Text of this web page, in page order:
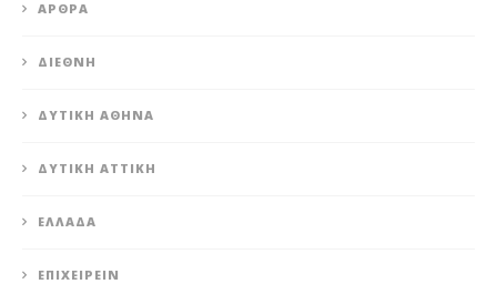
ΆΡΘΡΑ
ΔΙΕΘΝΉ
ΔΥΤΙΚΉ ΑΘΉΝΑ
ΔΥΤΙΚΉ ΑΤΤΙΚΉ
ΕΛΛΆΔΑ
ΕΠΙΧΕΙΡΕΊΝ